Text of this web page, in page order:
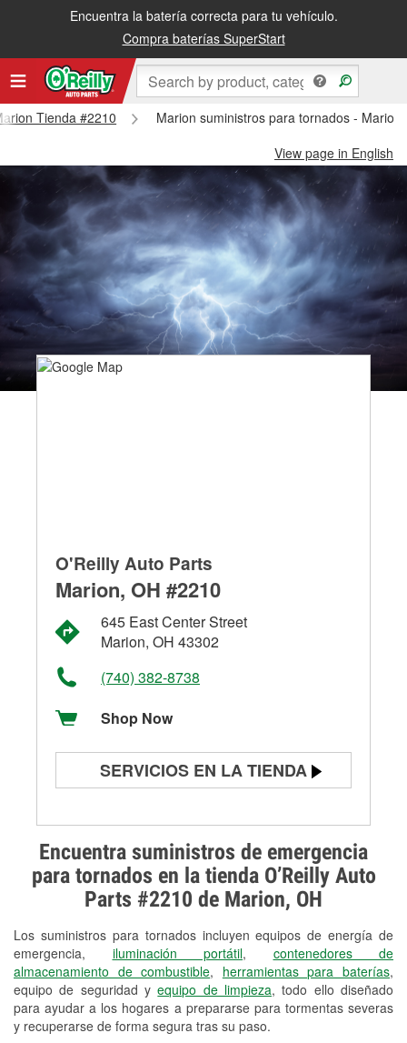
Encuentra la batería correcta para tu vehículo.
Compra baterías SuperStart
Tienda #2210
Marion suministros para tornados - Marion
View page in English
Encuentra suministros de emergencia
para tornados en la tienda O’Reilly Auto
Parts #2210 de Marion, OH
Los suministros para tornados incluyen equipos de energía de
emergencia, iluminación portátil, contenedores de
almacenamiento de combustible, herramientas para baterías,
equipo de seguridad yequipo de limpieza, todo ello diseñado
para ayudar a los hogares a prepararse para tormentas severas
y recuperarse de forma segura tras su paso.
O'Reilly Auto Parts
Marion, OH #2210
645 East Center Street
Marion, OH 43302
(740) 382-8738
Shop Now
SERVICIOS EN LA TIENDA
Prueba de alternadores y
arrancadores
Revisión de la luz "Check Engine"
Reciclaje de baterías y aceite
Instalación de bombillas de faros
Instalación de limpiaparabrisas